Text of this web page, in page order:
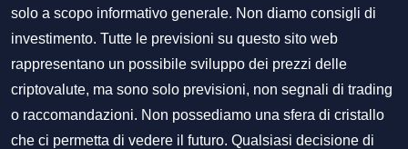
solo a scopo informativo generale. Non diamo consigli di
investimento. Tutte le previsioni su questo sito web
rappresentano un possibile sviluppo dei prezzi delle
criptovalute, ma sono solo previsioni, non segnali di trading
o raccomandazioni. Non possediamo una sfera di cristallo
che ci permetta di vedere il futuro. Qualsiasi decisione di